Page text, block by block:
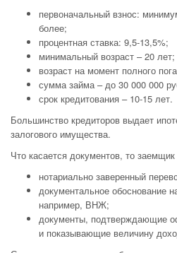
первоначальный взнос:
более;
процентная ставка: 9,5-13,5%;
минимальный возраст – 20 лет;
возраст на момент полного
сумма займа – до 30 000 000
срок кредитования – 10-15 лет.
Большинство кредиторов выдает
залогового имущества.
Что касается документов, то
нотариально заверенный
документальное обоснование
например, ВНЖ;
документы, подтверждающие
и показывающие величину